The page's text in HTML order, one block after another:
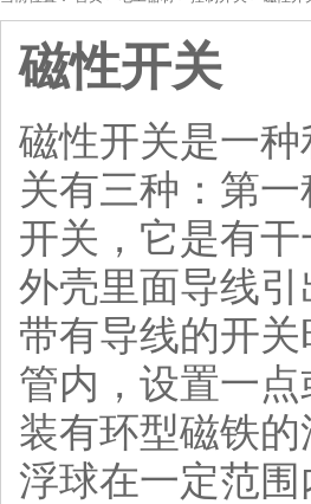
磁性开关
磁性开关是一
关有三种：第
开关，它是有
外壳里面导线
带有导线的开
管内，设置一
装有环型磁铁
浮球在一定范